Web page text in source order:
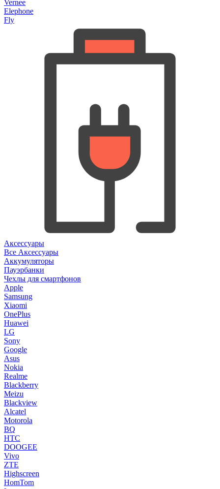
Vernee
Elephone
Fly
Аксессуары
Все Аксессуары
Аккумуляторы
Пауэрбанки
Чехлы для смартфонов
Apple
Samsung
Xiaomi
OnePlus
Huawei
LG
Sony
Google
Asus
Nokia
Realme
Blackberry
Meizu
Blackview
Alcatel
Motorola
BQ
HTC
DOOGEE
Vivo
ZTE
Highscreen
HomTom